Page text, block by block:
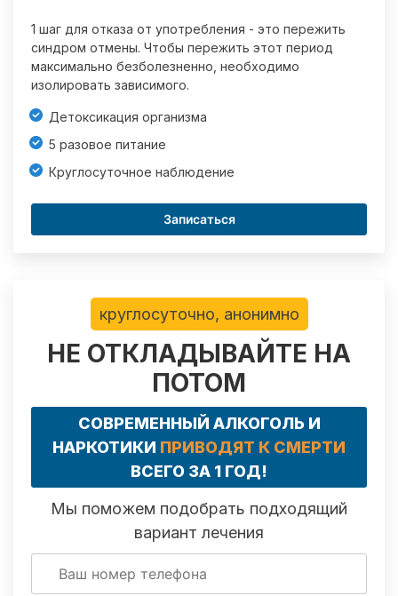
1 шаг для отказа от употребления - это пережить
синдром отмены. Чтобы пережить этот период
максимально безболезненно, необходимо
изолировать зависимого.
Детоксикация организма
5 разовое питание
Круглосуточное наблюдение
Записаться
круглосуточно, анонимно
НЕ ОТКЛАДЫВАЙТЕ НА
ПОТОМ
СОВРЕМЕННЫЙ АЛКОГОЛЬ И
НАРКОТИКИ ПРИВОДЯТ К СМЕРТИ
ВСЕГО ЗА 1 ГОД!
Мы поможем подобрать подходящий
вариант лечения